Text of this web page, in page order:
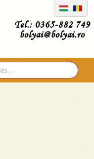
Tel.: 0365-882 749
bolyai@bolyai.ro